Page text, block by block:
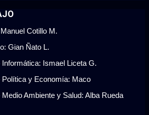
Cotillo M.
Gian Ñato L.
Ismael Liceta G.
Política y Economía: Maco
Ambiente y Salud: Alba Rueda